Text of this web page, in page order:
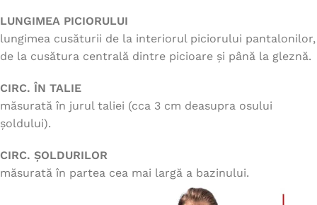
LUNGIMEA PICIORULUI
lungimea cusăturii de la interiorul piciorului pantalonilor,
de la cusătura centrală dintre picioare și până la gleznă.
CIRC. ÎN TALIE
măsurată în jurul taliei (cca 3 cm deasupra osului
șoldului).
CIRC. ȘOLDURILOR
măsurată în partea cea mai largă a bazinului.